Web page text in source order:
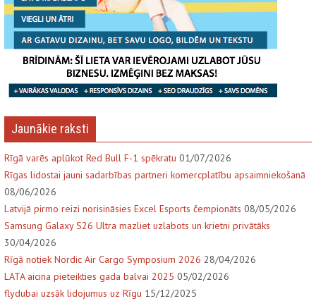
Jaunākie raksti
Rīgā varēs aplūkot Red Bull F-1 spēkratu 01/07/2026
Rīgas lidostai jauni sadarbības partneri komercplatību apsaimniekošanā
08/06/2026
Latvijā pirmo reizi norisināsies Excel Esports čempionāts 08/05/2026
Samsung Galaxy S26 Ultra mazliet uzlabots un krietni privātāks
30/04/2026
Rīgā notiek Nordic Air Cargo Symposium 2026 28/04/2026
LATA aicina pieteikties gada balvai 2025 05/02/2026
flydubai uzsāk lidojumus uz Rīgu 15/12/2025